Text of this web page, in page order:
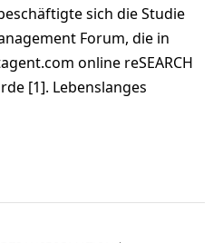
sich die Studie
Forum, die in
online reSEARCH
[1]. Lebenslanges